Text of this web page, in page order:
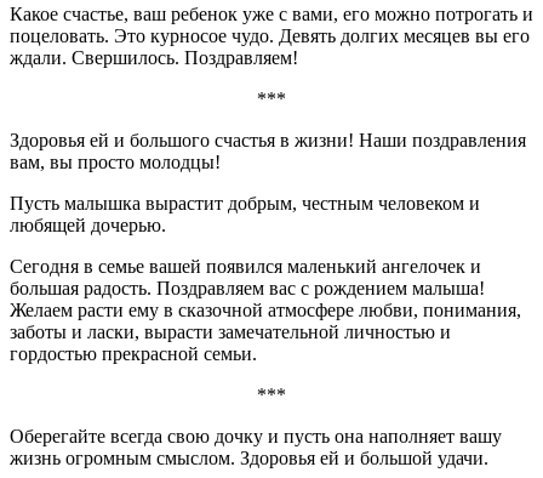
Какое счастье, ваш ребенок уже с вами, его можно потрогать и
поцеловать. Это курносое чудо. Девять долгих месяцев вы его
ждали. Свершилось. Поздравляем!
***
Здоровья ей и большого счастья в жизни! Наши поздравления
вам, вы просто молодцы!
Пусть малышка вырастит добрым, честным человеком и
любящей дочерью.
Сегодня в семье вашей появился маленький ангелочек и
большая радость. Поздравляем вас с рождением малыша!
Желаем расти ему в сказочной атмосфере любви, понимания,
заботы и ласки, вырасти замечательной личностью и
гордостью прекрасной семьи.
***
Оберегайте всегда свою дочку и пусть она наполняет вашу
жизнь огромным смыслом. Здоровья ей и большой удачи.